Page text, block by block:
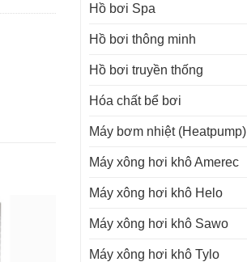
Hồ bơi Spa
Hồ bơi thông minh
Hồ bơi truyền thống
Hóa chất bể bơi
Máy bơm nhiệt (Heatpump)
Máy xông hơi khô Amerec
Máy xông hơi khô Helo
Máy xông hơi khô Sawo
Máy xông hơi khô Tylo